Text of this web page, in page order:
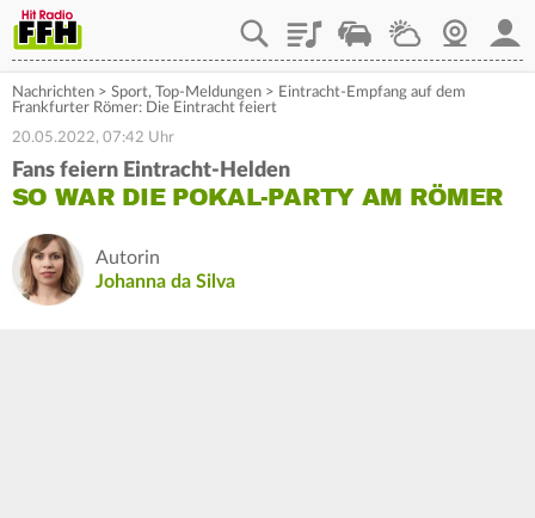
PlaylistStaupilotWetterWebcam
Nachrichten > Sport, Top-Meldungen > Eintracht-Empfang auf dem
Frankfurter Römer: Die Eintracht feiert
20.05.2022, 07:42 Uhr
Fans feiern Eintracht-Helden
SO WAR DIE POKAL-PARTY AM RÖMER
Autorin
Johanna da Silva